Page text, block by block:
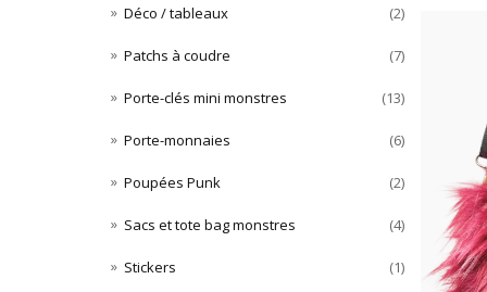
Déco / tableaux (2)
Patchs à coudre (7)
Porte-clés mini monstres (13)
Porte-monnaies (6)
Poupées Punk (2)
Sacs et tote bag monstres (4)
Stickers (1)